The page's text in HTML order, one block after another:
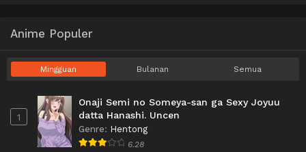
Anime Populer
Mingguan Bulanan Semua
1
Onaji Semi no Someya-san ga Sexy Joyuu
datta Hanashi. Uncen
Genre: Hentong
6.28